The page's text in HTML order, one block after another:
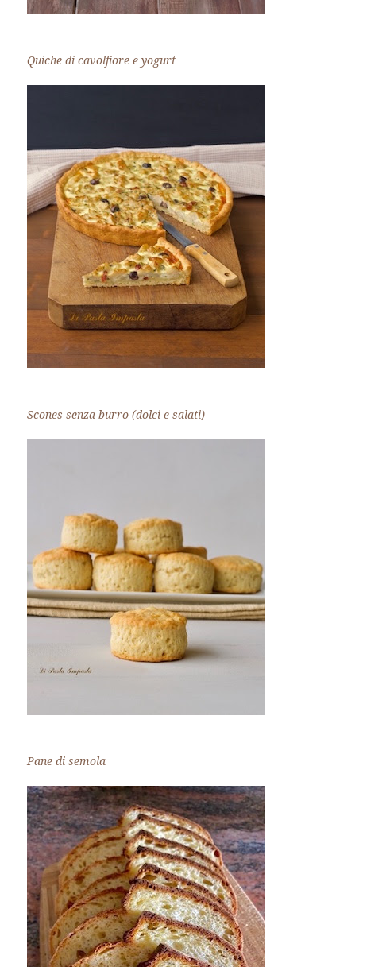
Quiche di cavolfiore e yogurt
Scones senza burro (dolci e salati)
Pane di semola